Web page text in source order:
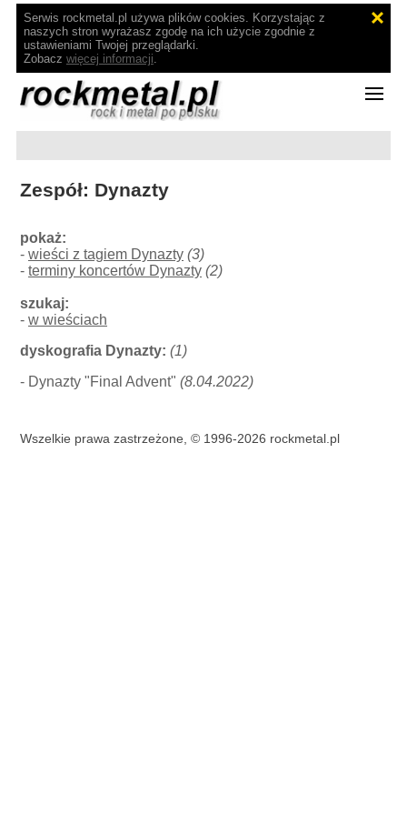
Serwis rockmetal.pl używa plików cookies. Korzystając z
naszych stron wyrażasz zgodę na ich użycie zgodnie z
ustawieniami Twojej przeglądarki.
Zobacz więcej informacji.
Zespół: Dynazty
pokaż:
-wieści z tagiem Dynazty (3)
-terminy koncertów Dynazty (2)
szukaj:
-w wieściach
dyskografia Dynazty: (1)
- Dynazty "Final Advent"(8.04.2022)
Wszelkie prawa zastrzeżone, © 1996-2026 rockmetal.pl